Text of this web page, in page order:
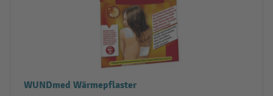
WUNDmed Wärmepflaster